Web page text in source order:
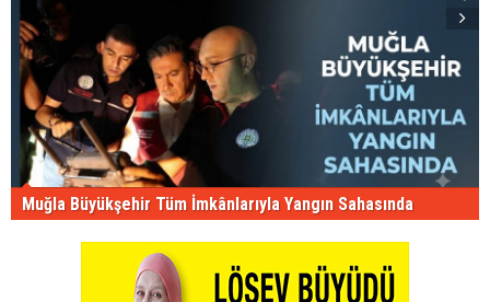
Muğla Büyükşehir Tüm İmkânlarıyla Yangın Sahasında